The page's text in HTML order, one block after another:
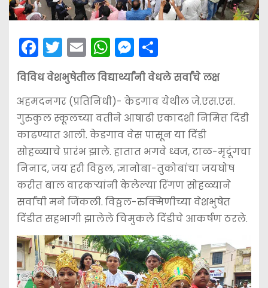
F
a
c
e
b
o
o
k
T
w
itt
er
E
m
ai
l
W
h
a
ts
A
p
p
M
e
s
s
e
n
g
er
S
h
ar
e
विविध वेशभुषेतील विद्यार्थ्यांनी वेधले सर्वांचे लक्ष
अहमदनगर (प्रतिनिधी)- केडगाव येथील जे.एस.एस.
गुरुकुल स्कूलच्या वतीने आषाढी एकादशी निमित्त दिंडी
काढण्यात आली. केडगाव वेस पासून या दिंडी
सोहळ्याचे प्रारंभ झाले. हातात भगवे ध्वज, टाळ-मृदूंगचा
निनाद, जय हरी विठ्ठल, ज्ञानोबा-तुकोबांचा जयघोष
करीत बाल वारकर्‍यांनी केलेल्या रिंगण सोहळ्याने
सर्वांची मने जिंकली. विठ्ठल-रुक्मिणीच्या वेशभुषेत
दिंडीत सहभागी झालेले चिमुकले दिंडीचे आकर्षण ठरले.